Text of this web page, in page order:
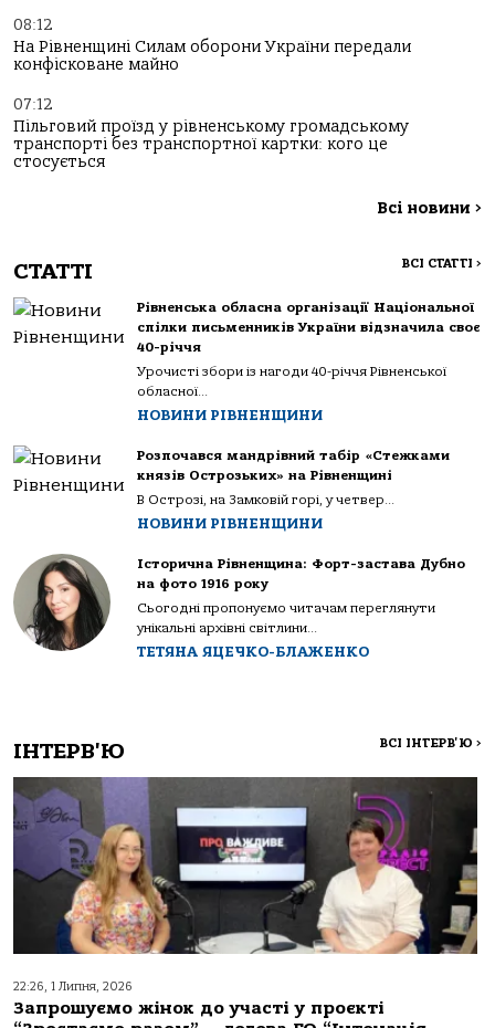
08:12
На Рівненщині Силам оборони України передали
конфісковане майно
07:12
Пільговий проїзд у рівненському громадському
транспорті без транспортної картки: кого це
стосується
Всі новини >
СТАТТІ ВСІ СТАТТІ >
Рівненська обласна організації Національної
спілки письменників України відзначила своє
40-річчя
Урочисті збори із нагоди 40-річчя Рівненської
обласної...
НОВИНИ РІВНЕНЩИНИ
Розпочався мандрівний табір «Стежками
князів Острозьких» на Рівненщині
В Острозі, на Замковій горі, у четвер...
НОВИНИ РІВНЕНЩИНИ
Історична Рівненщина: Форт-застава Дубно
на фото 1916 року
Сьогодні пропонуємо читачам переглянути
унікальні архівні світлини...
ТЕТЯНА ЯЦЕЧКО-БЛАЖЕНКО
ІНТЕРВ'Ю ВСІ ІНТЕРВ'Ю >
22:26, 1 Липня, 2026
Запрошуємо жінок до участі у проєкті